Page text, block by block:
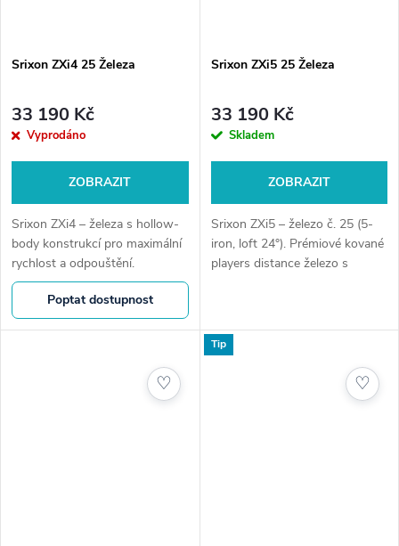
Srixon ZXi4 25 Železa
33 190 Kč
Vyprodáno
ZOBRAZIT
Srixon ZXi4 – železa s hollow-
body konstrukcí pro maximální
rychlost a odpouštění.
Technologie i-FORGED,
MainFrame a Tour V.T. Sole.
Loft 23° (5-iron). Ideální volba
Poptat dostupnost
Srixon ZXi5 25 Železa
33 190 Kč
Skladem
ZOBRAZIT
Srixon ZXi5 – železo č. 25 (5-
iron, loft 24°). Prémiové kované
players distance železo s
♡
Tip
♡